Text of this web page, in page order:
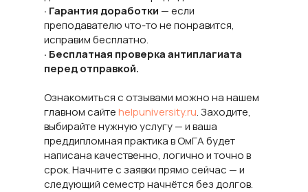
· Гарантия доработки — если
преподавателю что-то не понравится,
исправим бесплатно.
· Бесплатная проверка антиплагиата
перед отправкой.
Ознакомиться с отзывами можно на нашем
главном сайтеhelpuniversity.ru. Заходите,
выбирайте нужную услугу — и ваша
преддипломная практика в ОмГА будет
написана качественно, логично и точно в
срок. Начните с заявки прямо сейчас — и
следующий семестр начнётся без долгов.